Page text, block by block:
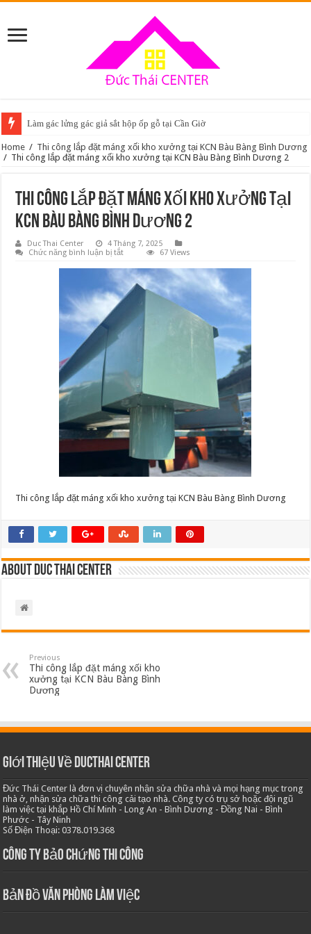
Làm gác lửng gác giả sắt hộp ốp gỗ tại Cần Giờ
Home / Thi công lắp đặt máng xối kho xưởng tại KCN Bàu Bàng Bình Dương
/ Thi công lắp đặt máng xối kho xưởng tại KCN Bàu Bàng Bình Dương 2
Thi công lắp đặt máng xối kho xưởng tại
KCN Bàu Bàng Bình Dương 2
Duc Thai Center
4 Tháng 7, 2025
Chức năng bình luận bị tắtở
công
lắp
đặt
máng
kho
xưởng
tại
Bình
Dương
2
67 Views
Thi công lắp đặt máng xối kho xưởng tại KCN Bàu Bàng Bình Dương
About Duc Thai Center
Previous
Thi công lắp đặt máng xối kho
xưởng tại KCN Bàu Bàng Bình
Dương
Giới thiệu về Ducthai Center
Đức Thái Center là đơn vị chuyên nhận sửa chữa nhà và mọi hạng mục trong
nhà ở, nhận sửa chữa thi công cải tạo nhà. Công ty có trụ sở hoặc đội ngũ
làm việc tại khắp Hồ Chí Minh - Long An - Bình Dương - Đồng Nai - Bình
Phước - Tây Ninh
Số Điện Thoại: 0378.019.368
Công ty bảo chứng thi công
Bản Đồ Văn Phòng Làm Việc